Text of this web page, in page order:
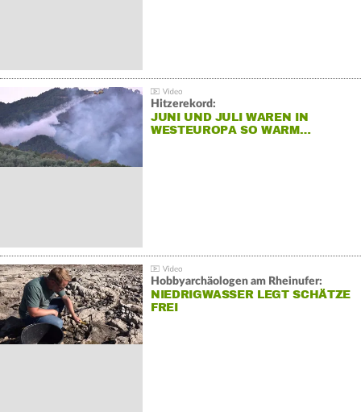
Hitzerekord:
JUNI UND JULI WAREN IN
WESTEUROPA SO WARM…
Hobbyarchäologen am Rheinufer:
NIEDRIGWASSER LEGT SCHÄTZE
FREI